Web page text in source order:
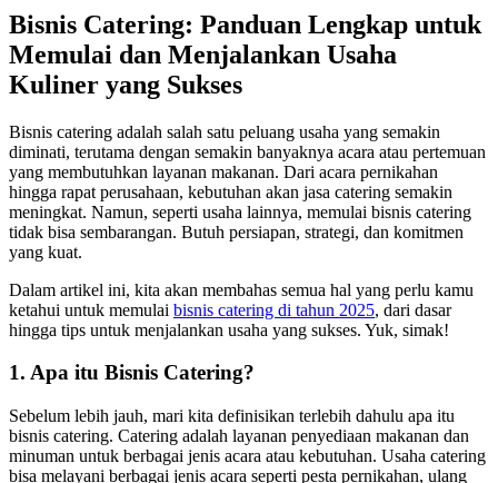
Bisnis Catering: Panduan Lengkap untuk
Memulai dan Menjalankan Usaha
Kuliner yang Sukses
Bisnis catering adalah salah satu peluang usaha yang semakin
diminati, terutama dengan semakin banyaknya acara atau pertemuan
yang membutuhkan layanan makanan. Dari acara pernikahan
hingga rapat perusahaan, kebutuhan akan jasa catering semakin
meningkat. Namun, seperti usaha lainnya, memulai bisnis catering
tidak bisa sembarangan. Butuh persiapan, strategi, dan komitmen
yang kuat.
Dalam artikel ini, kita akan membahas semua hal yang perlu kamu
ketahui untuk memulai bisnis catering di tahun 2025, dari dasar
hingga tips untuk menjalankan usaha yang sukses. Yuk, simak!
1. Apa itu Bisnis Catering?
Sebelum lebih jauh, mari kita definisikan terlebih dahulu apa itu
bisnis catering. Catering adalah layanan penyediaan makanan dan
minuman untuk berbagai jenis acara atau kebutuhan. Usaha catering
bisa melayani berbagai jenis acara seperti pesta pernikahan, ulang